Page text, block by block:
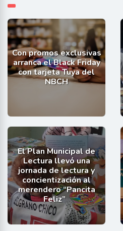
Con promos exclusivas
arranca el Black Friday
con tarjeta Tuya del
NBCH
El Plan Municipal de
Lectura llevó una
jornada de lectura y
concientización al
merendero “Pancita
Feliz”